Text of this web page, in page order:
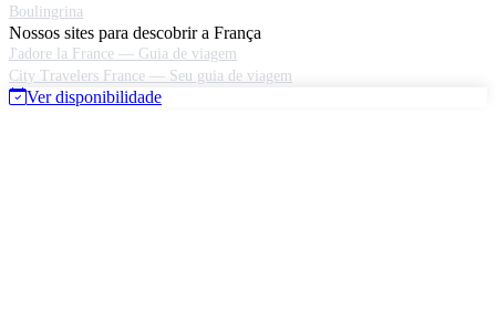
Boulingrina
Nossos sites para descobrir a França
J'adore la France — Guia de viagem
City Travelers France — Seu guia de viagem
Ver disponibilidade